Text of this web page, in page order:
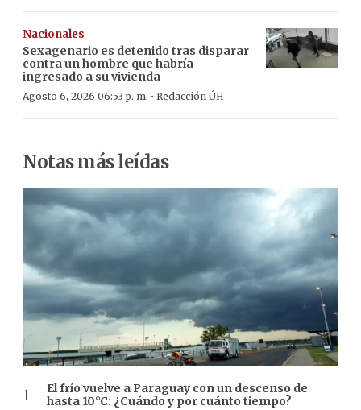
Nacionales
Sexagenario es detenido tras disparar
contra un hombre que habría
ingresado a su vivienda
Agosto 6, 2026 06:53 p. m. · Redacción ÚH
Notas más leídas
El frío vuelve a Paraguay con un descenso de
hasta 10°C: ¿Cuándo y por cuánto tiempo?